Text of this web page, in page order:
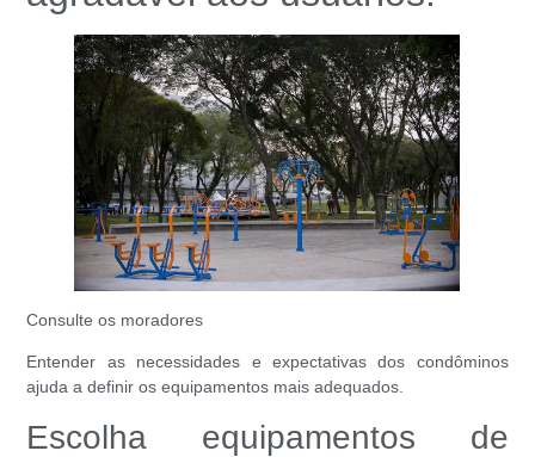
Consulte os moradores
Entender as necessidades e expectativas dos condôminos
ajuda a definir os equipamentos mais adequados.
Escolha equipamentos de